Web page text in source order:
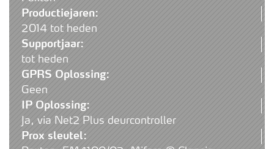
Productiejaren:
2014 tot heden
Supportjaar:
tot heden
GPRS Oplossing:
Geen
IP Oplossing:
Ja, via Net2 Plus deurcontroller
Prox sleutel: